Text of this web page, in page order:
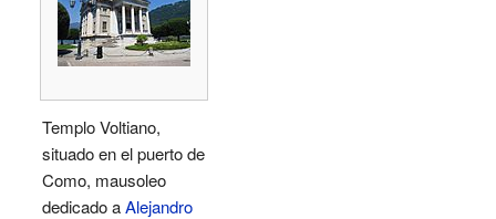
Templo Voltiano,
situado en el puerto de
Como, mausoleo
dedicado aAlejandro